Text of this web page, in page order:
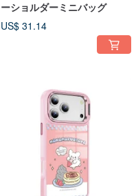
ーショルダーミニバッグ
US$ 31.14